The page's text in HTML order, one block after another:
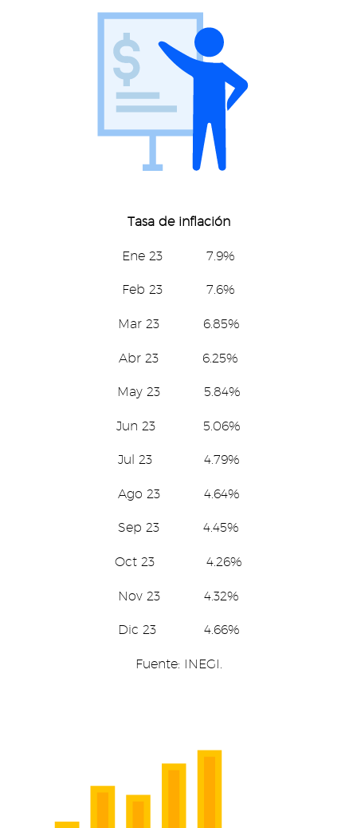
Tasa de inflación
Ene 23 7.9%
Feb 23 7.6%
Mar 23 6.85%
Abr 23 6.25%
May 23 5.84%
Jun 23 5.06%
Jul 23 4.79%
Ago 23 4.64%
Sep 23 4.45%
Oct 23 4.26%
Nov 23 4.32%
Dic 23 4.66%
Fuente: INEGI.